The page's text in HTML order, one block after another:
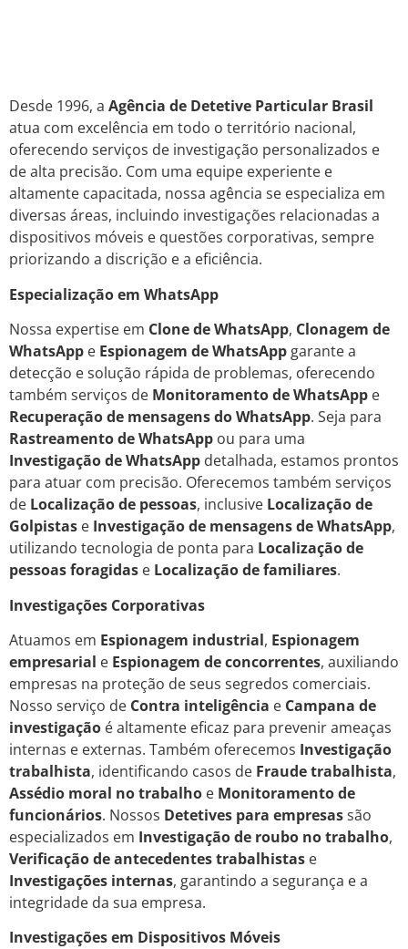
Desde 1996, a Agência de Detetive Particular Brasil
atua com excelência em todo o território nacional,
oferecendo serviços de investigação personalizados e
de alta precisão. Com uma equipe experiente e
altamente capacitada, nossa agência se especializa em
diversas áreas, incluindo investigações relacionadas a
dispositivos móveis e questões corporativas, sempre
priorizando a discrição e a eficiência.
Especialização em WhatsApp
Nossa expertise em Clone de WhatsApp, Clonagem de
WhatsApp e Espionagem de WhatsApp garante a
detecção e solução rápida de problemas, oferecendo
também serviços de Monitoramento de WhatsApp e
Recuperação de mensagens do WhatsApp. Seja para
Rastreamento de WhatsApp ou para uma
Investigação de WhatsApp detalhada, estamos prontos
para atuar com precisão. Oferecemos também serviços
de Localização de pessoas, inclusive Localização de
Golpistas e Investigação de mensagens de WhatsApp,
utilizando tecnologia de ponta para Localização de
pessoas foragidas e Localização de familiares.
Investigações Corporativas
Atuamos em Espionagem industrial, Espionagem
empresarial e Espionagem de concorrentes, auxiliando
empresas na proteção de seus segredos comerciais.
Nosso serviço de Contra inteligência e Campana de
investigação é altamente eficaz para prevenir ameaças
internas e externas. Também oferecemos Investigação
trabalhista, identificando casos de Fraude trabalhista,
Assédio moral no trabalho e Monitoramento de
funcionários. Nossos Detetives para empresassão
especializados em Investigação de roubo no trabalho,
Verificação de antecedentes trabalhistas e
Investigações internas, garantindo a segurança e a
integridade da sua empresa.
Investigações em Dispositivos Móveis